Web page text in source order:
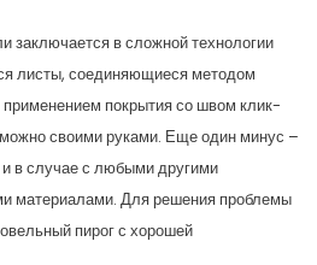
заключается в сложной технологии
листы, соединяющиеся методом
покрытия со швом клик-
своими руками. Еще один минус –
в случае с любыми другими
материалами. Для решения проблемы
пирог с хорошей